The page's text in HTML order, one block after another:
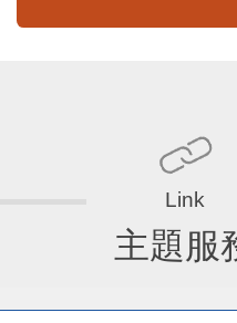
主題服務
內政部警政署「打詐儀錶板」